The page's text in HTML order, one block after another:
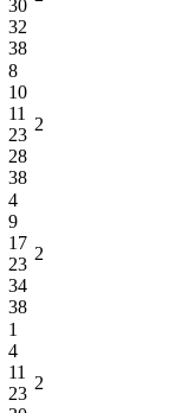
30
32
38
8
10
11
23
28
38
2
4
9
17
23
34
38
2
1
4
11
23
2